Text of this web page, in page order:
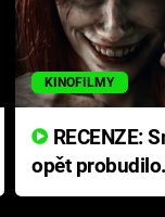
KINOFILMY
opět
přichází s